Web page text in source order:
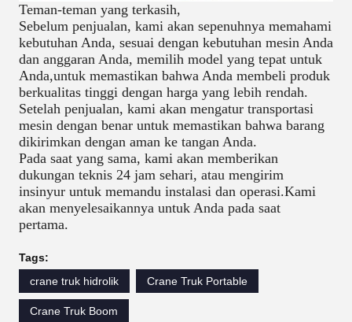
Teman-teman yang terkasih,
Sebelum penjualan, kami akan sepenuhnya memahami
kebutuhan Anda, sesuai dengan kebutuhan mesin Anda
dan anggaran Anda, memilih model yang tepat untuk
Anda,untuk memastikan bahwa Anda membeli produk
berkualitas tinggi dengan harga yang lebih rendah.
Setelah penjualan, kami akan mengatur transportasi
mesin dengan benar untuk memastikan bahwa barang
dikirimkan dengan aman ke tangan Anda.
Pada saat yang sama, kami akan memberikan
dukungan teknis 24 jam sehari, atau mengirim
insinyur untuk memandu instalasi dan operasi.Kami
akan menyelesaikannya untuk Anda pada saat
pertama.
Tags:
crane truk hidrolik
Crane Truk Portable
Crane Truk Boom